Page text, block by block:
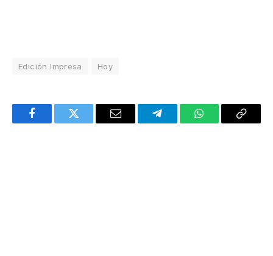
Edición Impresa Hoy
FacebookTwitter Email TelegramWhatsAppCopy